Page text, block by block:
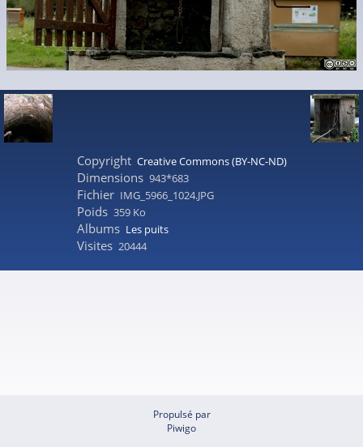
Copyright Creative Commons (BY-NC-ND)
Dimensions 943*683
Fichier IMG_5966_1024.JPG
Poids 359 Ko
Albums Les puits
Visites 20444
Propulsé par
Piwigo